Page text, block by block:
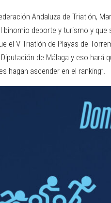
Andaluza de Triatlón,
deporte y turismo y
el V Triatlón de Playas de
de Málaga y eso hará
hagan ascender en el ranking”.